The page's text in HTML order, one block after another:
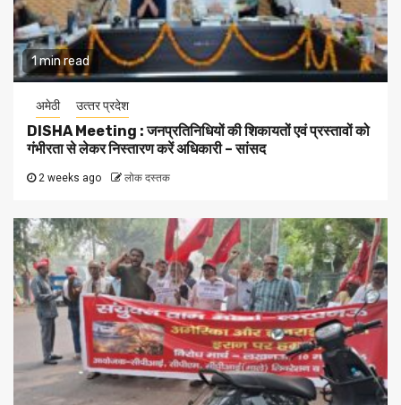
1 min read
अमेठी उत्‍तर प्रदेश
DISHA Meeting : जनप्रतिनिधियों की शिकायतों एवं प्रस्तावों को
गंभीरता से लेकर निस्तारण करें अधिकारी – सांसद
2 weeks ago लोक दस्तक